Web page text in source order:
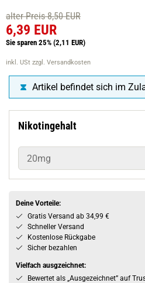
alter Preis 8,50 EUR
6,39 EUR
Sie sparen 25% (2,11 EUR)
inkl. USt zzgl. Versandkosten
Artikel befindet sich im
Nikotingehalt
20mg
Deine Vorteile:
Gratis Versand ab 34,99 €
Schneller Versand
Kostenlose Rückgabe
Sicher bezahlen
Vielfach ausgzeichnet:
Bewertet als „Ausgezeichnet” auf